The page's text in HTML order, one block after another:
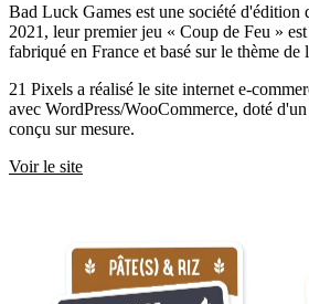
Bad Luck Games est une société d'édition
2021, leur premier jeu « Coup de Feu »
fabriqué en France et basé sur le thème de
21 Pixels a réalisé le site internet e-
avec WordPress/WooCommerce, doté
conçu sur mesure.
Voir le site